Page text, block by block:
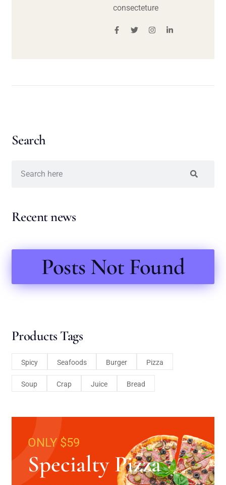
consecteture
Search
Recent news
Posts Not Found
Products Tags
Spicy Seafoods Burger Pizza
Soup Crap Juice Bread
ONLY $59
Specialty Pizza